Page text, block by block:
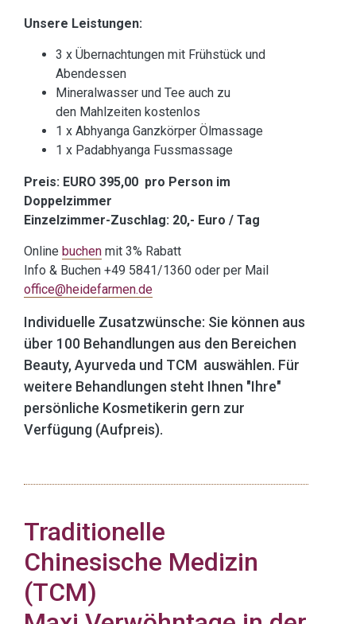
Unsere Leistungen:
3 x Übernachtungen mit Frühstück und
Abendessen
Mineralwasser und Tee auch zu
den Mahlzeiten kostenlos
1 x Abhyanga Ganzkörper Ölmassage
1 x Padabhyanga Fussmassage
Preis: EURO 395,00 pro Person im
Doppelzimmer
Einzelzimmer-Zuschlag: 20,- Euro / Tag
Online buchen mit 3% Rabatt
Info & Buchen +49 5841/1360 oder per Mail
office@heidefarmen.de
Individuelle Zusatzwünsche: Sie können aus
über 100 Behandlungen aus den Bereichen
Beauty, Ayurveda und TCM auswählen. Für
weitere Behandlungen steht Ihnen "Ihre"
persönliche Kosmetikerin gern zur
Verfügung (Aufpreis).
Traditionelle
Chinesische Medizin
(TCM)